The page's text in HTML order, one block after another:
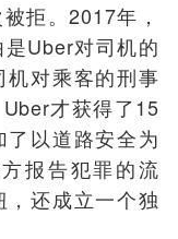
拒。2017年，
Uber对司机的
对乘客的刑事
才获得了15
以道路安全为
报告犯罪的流
还成立一个独